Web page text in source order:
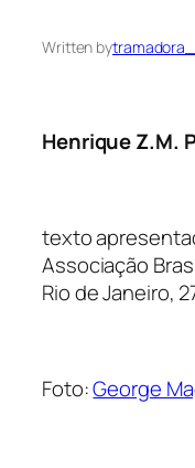
Written by
Henrique Z.M.
texto
Associação
Rio de Janeiro,
Foto:George